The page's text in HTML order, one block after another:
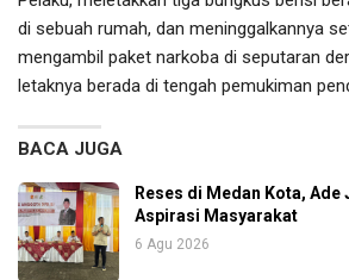
di sebuah rumah, dan meninggalkannya
mengambil paket narkoba di seputaran
letaknya berada di tengah pemukiman
BACA JUGA
Reses di Medan Kota,
Aspirasi Masyarakat
6 Agu 2026